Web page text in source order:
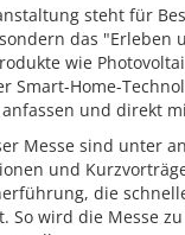
steht für
das "Erleben
wie
Smart-Home-
und direkt
Messe sind unter
und
die
So wird die Messe